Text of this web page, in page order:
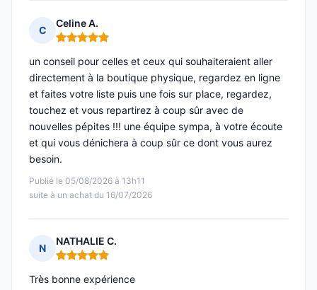
C
Celine A.
Note : 5 sur 5
Publié le 05/08/2026 à 13h11
suite à un achat du 16/07/2026
un conseil pour celles et ceux qui souhaiteraient aller
directement à la boutique physique, regardez en ligne
et faites votre liste puis une fois sur place, regardez,
touchez et vous repartirez à coup sûr avec de
nouvelles pépites !!! une équipe sympa, à votre écoute
et qui vous dénichera à coup sûr ce dont vous aurez
besoin.
N
NATHALIE C.
Note : 5 sur 5
Très bonne expérience